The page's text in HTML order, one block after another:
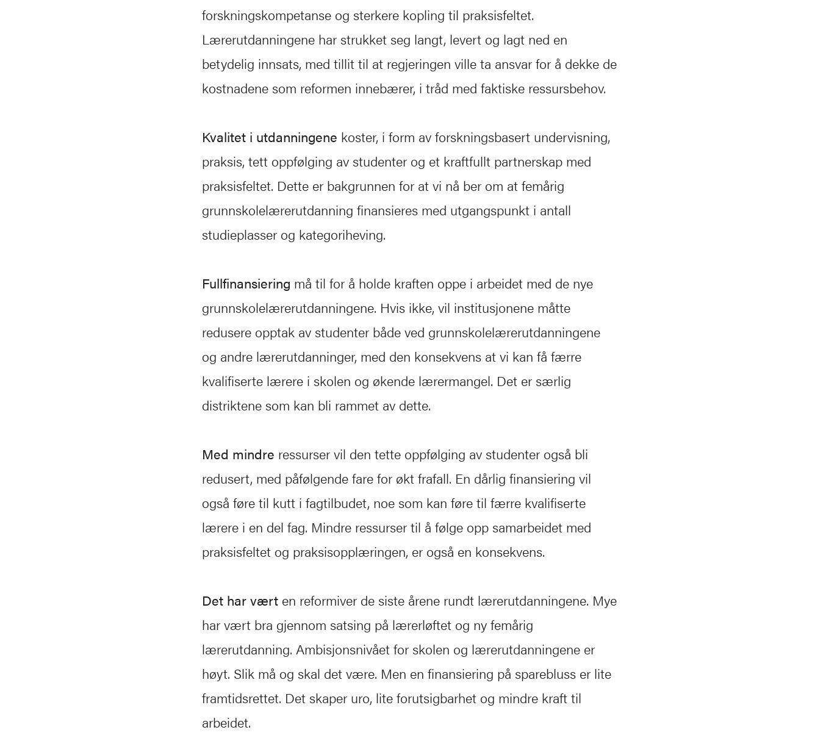
forskningskompetanse og sterkere kopling til praksisfeltet.
Lærerutdanningene har strukket seg langt, levert og lagt ned en
betydelig innsats, med tillit til at regjeringen ville ta ansvar for å dekke de
kostnadene som reformen innebærer, i tråd med faktiske ressursbehov.
Kvalitet i utdanningene koster, i form av forskningsbasert undervisning,
praksis, tett oppfølging av studenter og et kraftfullt partnerskap med
praksisfeltet. Dette er bakgrunnen for at vi nå ber om at femårig
grunnskolelærerutdanning finansieres med utgangspunkt i antall
studieplasser og kategoriheving.
Fullfinansiering må til for å holde kraften oppe i arbeidet med de nye
grunnskolelærerutdanningene. Hvis ikke, vil institusjonene måtte
redusere opptak av studenter både ved grunnskolelærerutdanningene
og andre lærerutdanninger, med den konsekvens at vi kan få færre
kvalifiserte lærere i skolen og økende lærermangel. Det er særlig
distriktene som kan bli rammet av dette.
Med mindre ressurser vil den tette oppfølging av studenter også bli
redusert, med påfølgende fare for økt frafall. En dårlig finansiering vil
også føre til kutt i fagtilbudet, noe som kan føre til færre kvalifiserte
lærere i en del fag. Mindre ressurser til å følge opp samarbeidet med
praksisfeltet og praksisopplæringen, er også en konsekvens.
Det har værten reformiver de siste årene rundt lærerutdanningene. Mye
har vært bra gjennom satsing på lærerløftet og ny femårig
lærerutdanning. Ambisjonsnivået for skolen og lærerutdanningene er
høyt. Slik må og skal det være. Men en finansiering på sparebluss er lite
framtidsrettet. Det skaper uro, lite forutsigbarhet og mindre kraft til
arbeidet.